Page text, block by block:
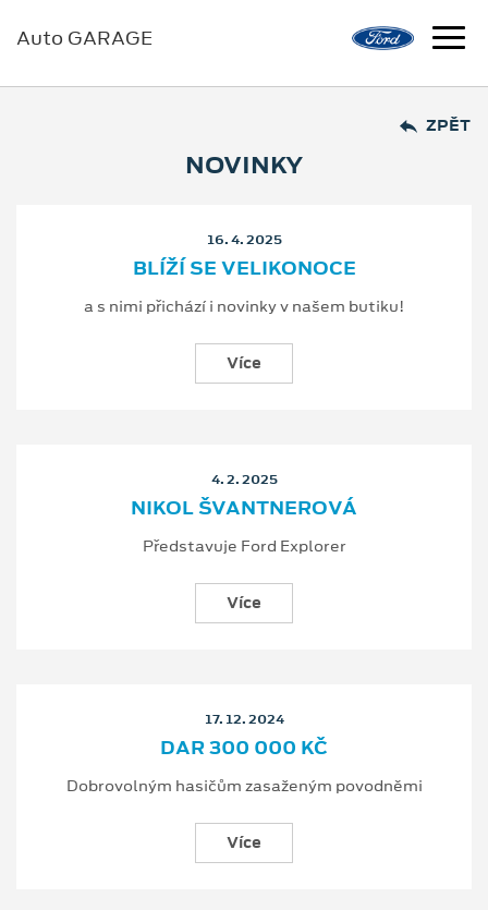
Auto GARAGE
ZPĚT
NOVINKY
16. 4. 2025
BLÍŽÍ SE VELIKONOCE
a s nimi přichází i novinky v našem butiku!
Více
4. 2. 2025
NIKOL ŠVANTNEROVÁ
Představuje Ford Explorer
Více
17. 12. 2024
DAR 300 000 KČ
Dobrovolným hasičům zasaženým povodněmi
Více